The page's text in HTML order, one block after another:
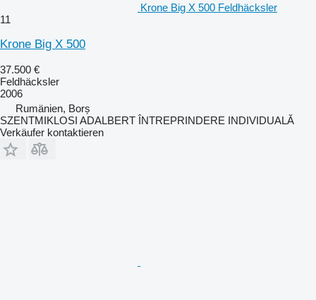
Krone Big X 500 Feldhäcksler
11
Krone Big X 500
37.500 €
Feldhäcksler
2006
Rumänien, Borș
SZENTMIKLOSI ADALBERT ÎNTREPRINDERE INDIVIDUALĂ
Verkäufer kontaktieren